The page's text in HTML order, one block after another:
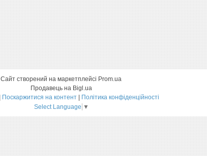
Сайт створений на маркетплейсі Prom.ua
Продавець на Bigl.ua
Поскаржитися на контент
Політика конфіденційності
Select Language ▼